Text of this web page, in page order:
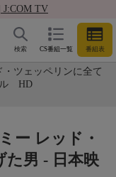
J:COM TV
CS番組一覧 番組表
検索
ツェッペリンに全て
ル HD
ー レッド・
た男 - 日本映